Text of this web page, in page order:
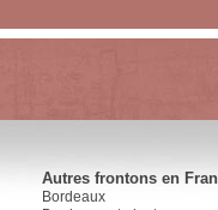
Autres frontons en
Bordeaux